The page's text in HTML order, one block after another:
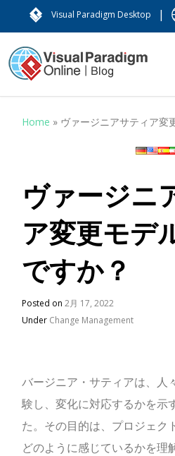
Visual Paradigm Desktop |
Home » ヴァージニアサティア変
ヴァージニ
ア変更モデ
ですか？
Posted on2月 17, 2022
Under Change Management
バージニア・サティアは、人
験し、変化に対応するかを示
た。 その目的は、プロジェク
どのように感じているかを理